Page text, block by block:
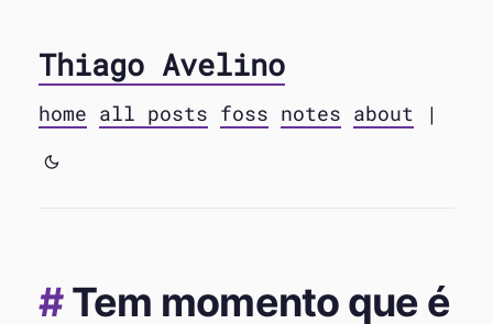
Thiago Avelino
home all posts foss notes about |
Tem momento que é